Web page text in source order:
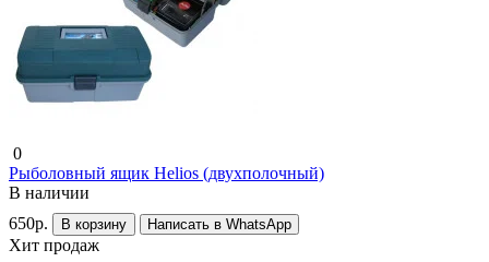
0
Рыболовный ящик Helios (двухполочный)
В наличии
650р.
В корзину Написать в WhatsApp
Хит продаж